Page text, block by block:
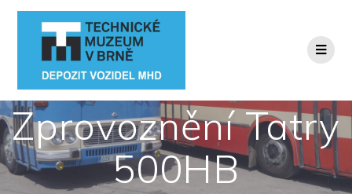
Přeskočit
Zprovoznění Tatry
500HB